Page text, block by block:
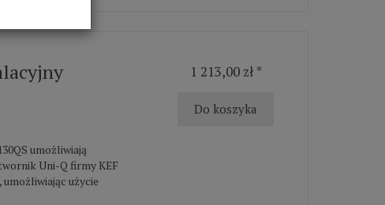
umożliwiają
Uni-Q firmy KEF
użycie
1 213,00 zł *
Do koszyka